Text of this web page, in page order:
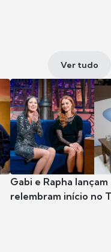
Ver tudo
Gabi e Rapha
relembram início no